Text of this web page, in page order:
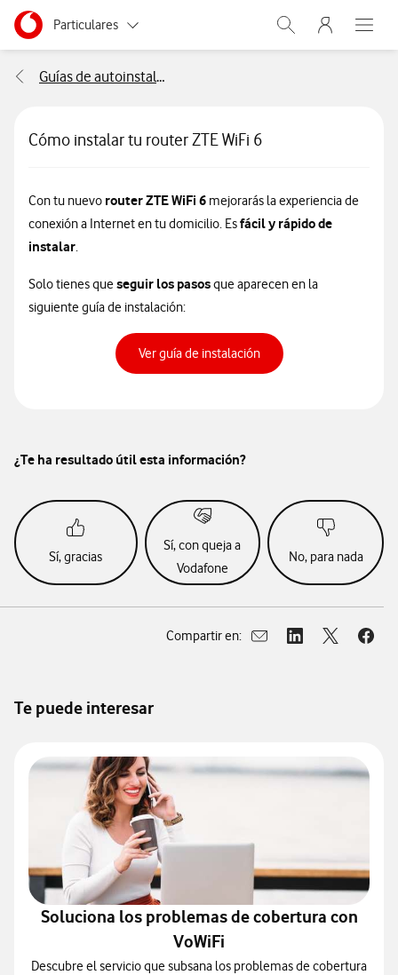
Ir a la pagina principal de vodafone.es
Menu navegación Segmento
Particulares
Autónomos
Abrir buscador.
Menu
Abre
Guías de autoinstalación
Cómo instalar tu router ZTE WiFi 6
Con tu nuevo router ZTE WiFi 6 mejorarás la experiencia de
conexión a Internet en tu domicilio. Esfácil y rápido de
instalar.
Solo tienes queseguir los pasosque aparecen en la
siguiente guía de instalación:
Ver guía de instalación
¿Te ha resultado útil esta información?
Sí, gracias
Sí, con queja a
Vodafone
No, para nada
Compartir en:
Abrir ventana para
Abrir ventana
Abrir Abrir
Te puede interesar
Soluciona los problemas de cobertura con
VoWiFi
Descubre el servicio que subsana los problemas de cobertura